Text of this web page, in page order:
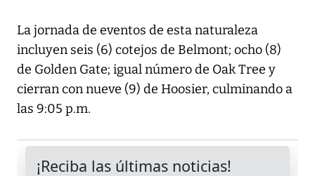
La jornada de eventos de esta naturaleza
incluyen seis (6) cotejos de Belmont; ocho (8)
de Golden Gate; igual número de Oak Tree y
cierran con nueve (9) de Hoosier, culminando a
las 9:05 p.m.